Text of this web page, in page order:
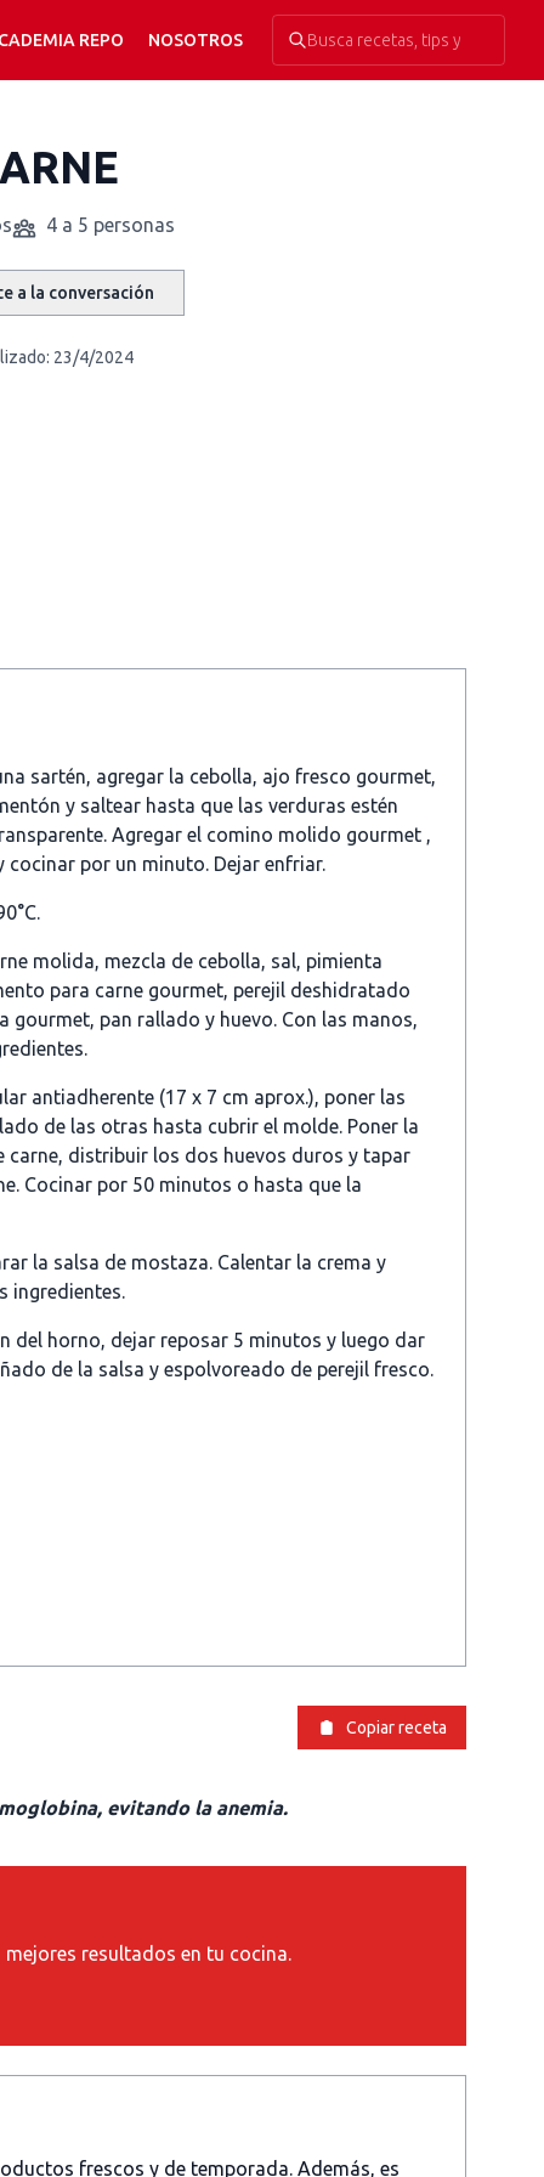
REPO NOSOTROS
4 a 5 personas
a la conversación
23/4/2024
sartén, agregar la cebolla, ajo fresco gourmet,
y saltear hasta que las verduras estén
Agregar el comino molido gourmet ,
cocinar por un minuto. Dejar enfriar.
molida, mezcla de cebolla, sal, pimienta
para carne gourmet, perejil deshidratado
gourmet, pan rallado y huevo. Con las manos,
antiadherente (17 x 7 cm aprox.), poner las
de las otras hasta cubrir el molde. Poner la
carne, distribuir los dos huevos duros y tapar
Cocinar por 50 minutos o hasta que la
la salsa de mostaza. Calentar la crema y
ingredientes.
del horno, dejar reposar 5 minutos y luego dar
de la salsa y espolvoreado de perejil fresco.
Copiar receta
evitando la anemia.
resultados en tu cocina.
frescos y de temporada. Además, es